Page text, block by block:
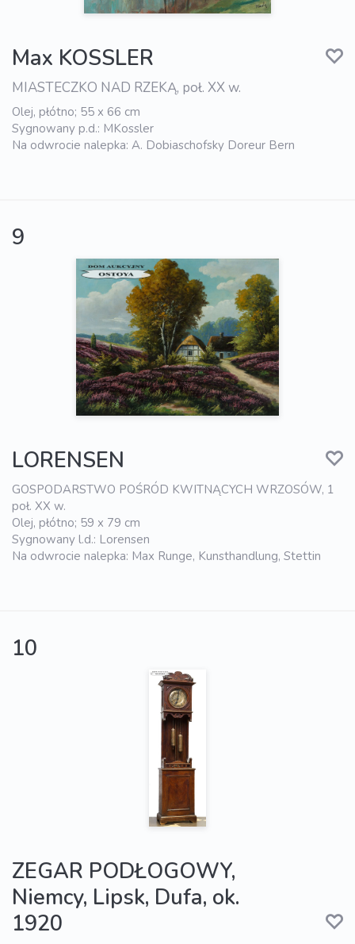
Max KOSSLER
MIASTECZKO NAD RZEKĄ, poł. XX w.
Olej, płótno; 55 x 66 cm
Sygnowany p.d.: MKossler
Na odwrocie nalepka: A. Dobiaschofsky Doreur Bern
9
LORENSEN
GOSPODARSTWO POŚRÓD KWITNĄCYCH WRZOSÓW, 1
poł. XX w.
Olej, płótno; 59 x 79 cm
Sygnowany l.d.: Lorensen
Na odwrocie nalepka: Max Runge, Kunsthandlung, Stettin
10
ZEGAR PODŁOGOWY,
Niemcy, Lipsk, Dufa, ok.
1920